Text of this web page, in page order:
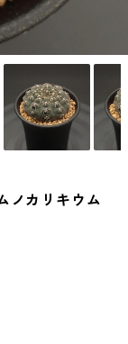
ノカリキウム